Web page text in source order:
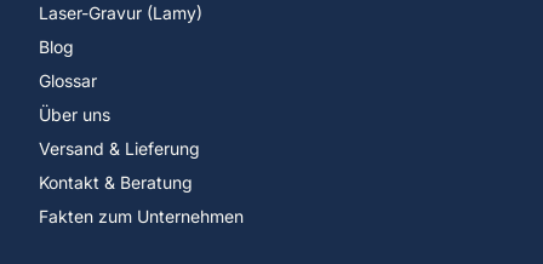
Laser-Gravur (Lamy)
Blog
Glossar
Über uns
Versand & Lieferung
Kontakt & Beratung
Fakten zum Unternehmen